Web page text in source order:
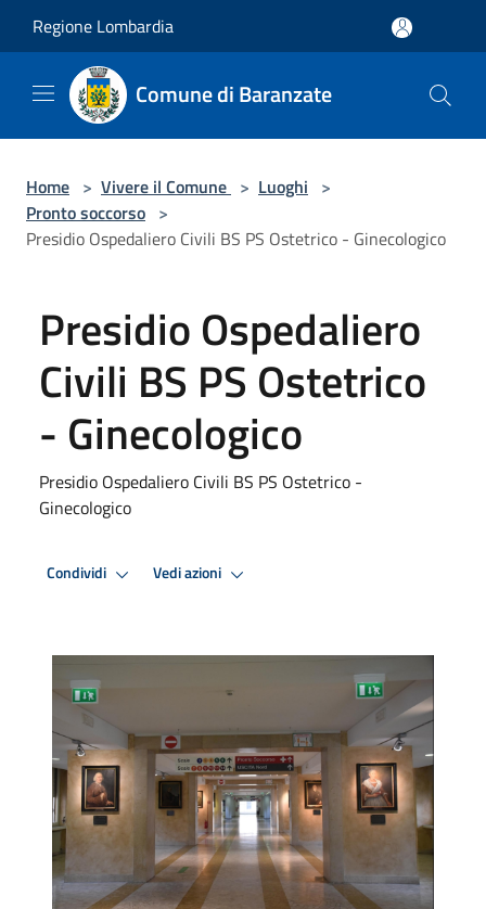
Regione Lombardia
Comune di Baranzate
Home > Vivere il Comune > Luoghi >
Pronto soccorso >
Presidio Ospedaliero Civili BS PS Ostetrico - Ginecologico
Presidio Ospedaliero
Civili BS PS Ostetrico
- Ginecologico
Presidio Ospedaliero Civili BS PS Ostetrico -
Ginecologico
Condividi Vedi azioni